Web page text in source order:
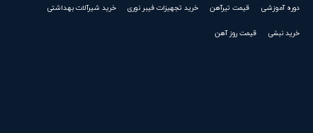
دوره آموزشی قیمت تیرآهن خرید تجهیزات فیبر نوری خرید شیرآلات بهداشتی
خرید نبشی قیمت روز آهن